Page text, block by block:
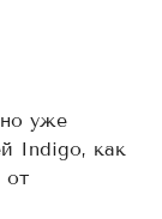
уже
Indigo, как
от